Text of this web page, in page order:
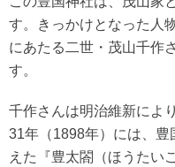
す。きっかけとなった人
にあたる二世・茂山千作
す。
千作さんは明治維新によ
31年（1898年）には、
えた『豊太閤（ほうたい